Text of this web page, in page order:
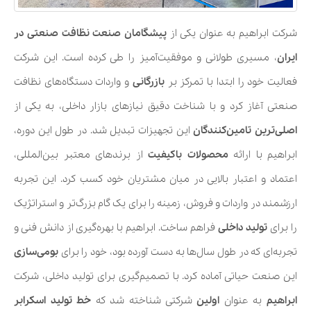
شرکت ابراهیم به عنوان یکی از پیشگامان صنعت نظافت صنعتی در
ایران، مسیری طولانی و موفقیت‌آمیز را طی کرده است. این شرکت
فعالیت خود را ابتدا با تمرکز بربازرگانی و واردات دستگاه‌های نظافت
صنعتی آغاز کرد و با شناخت دقیق نیازهای بازار داخلی، به یکی از
اصلی‌ترین تامین‌کنندگاناین تجهیزات تبدیل شد. در طول این دوره،
ابراهیم با ارائه محصولات باکیفیت از برندهای معتبر بین‌المللی،
اعتماد و اعتبار بالایی در میان مشتریان خود کسب کرد. این تجربه
ارزشمند در واردات و فروش، زمینه را برای یک گام بزرگ‌تر و استراتژیک
را برای تولید داخلی فراهم ساخت. ابراهیم با بهره‌گیری از دانش فنی و
تجربه‌ای که در طول سال‌ها به دست آورده بود، خود را برای بومی‌سازی
این صنعت حیاتی آماده کرد. با تصمیم‌گیری برای تولید داخلی، شرکت
ابراهیمبه عنوان اولینشرکتی شناخته شد که خط تولید اسکرابر